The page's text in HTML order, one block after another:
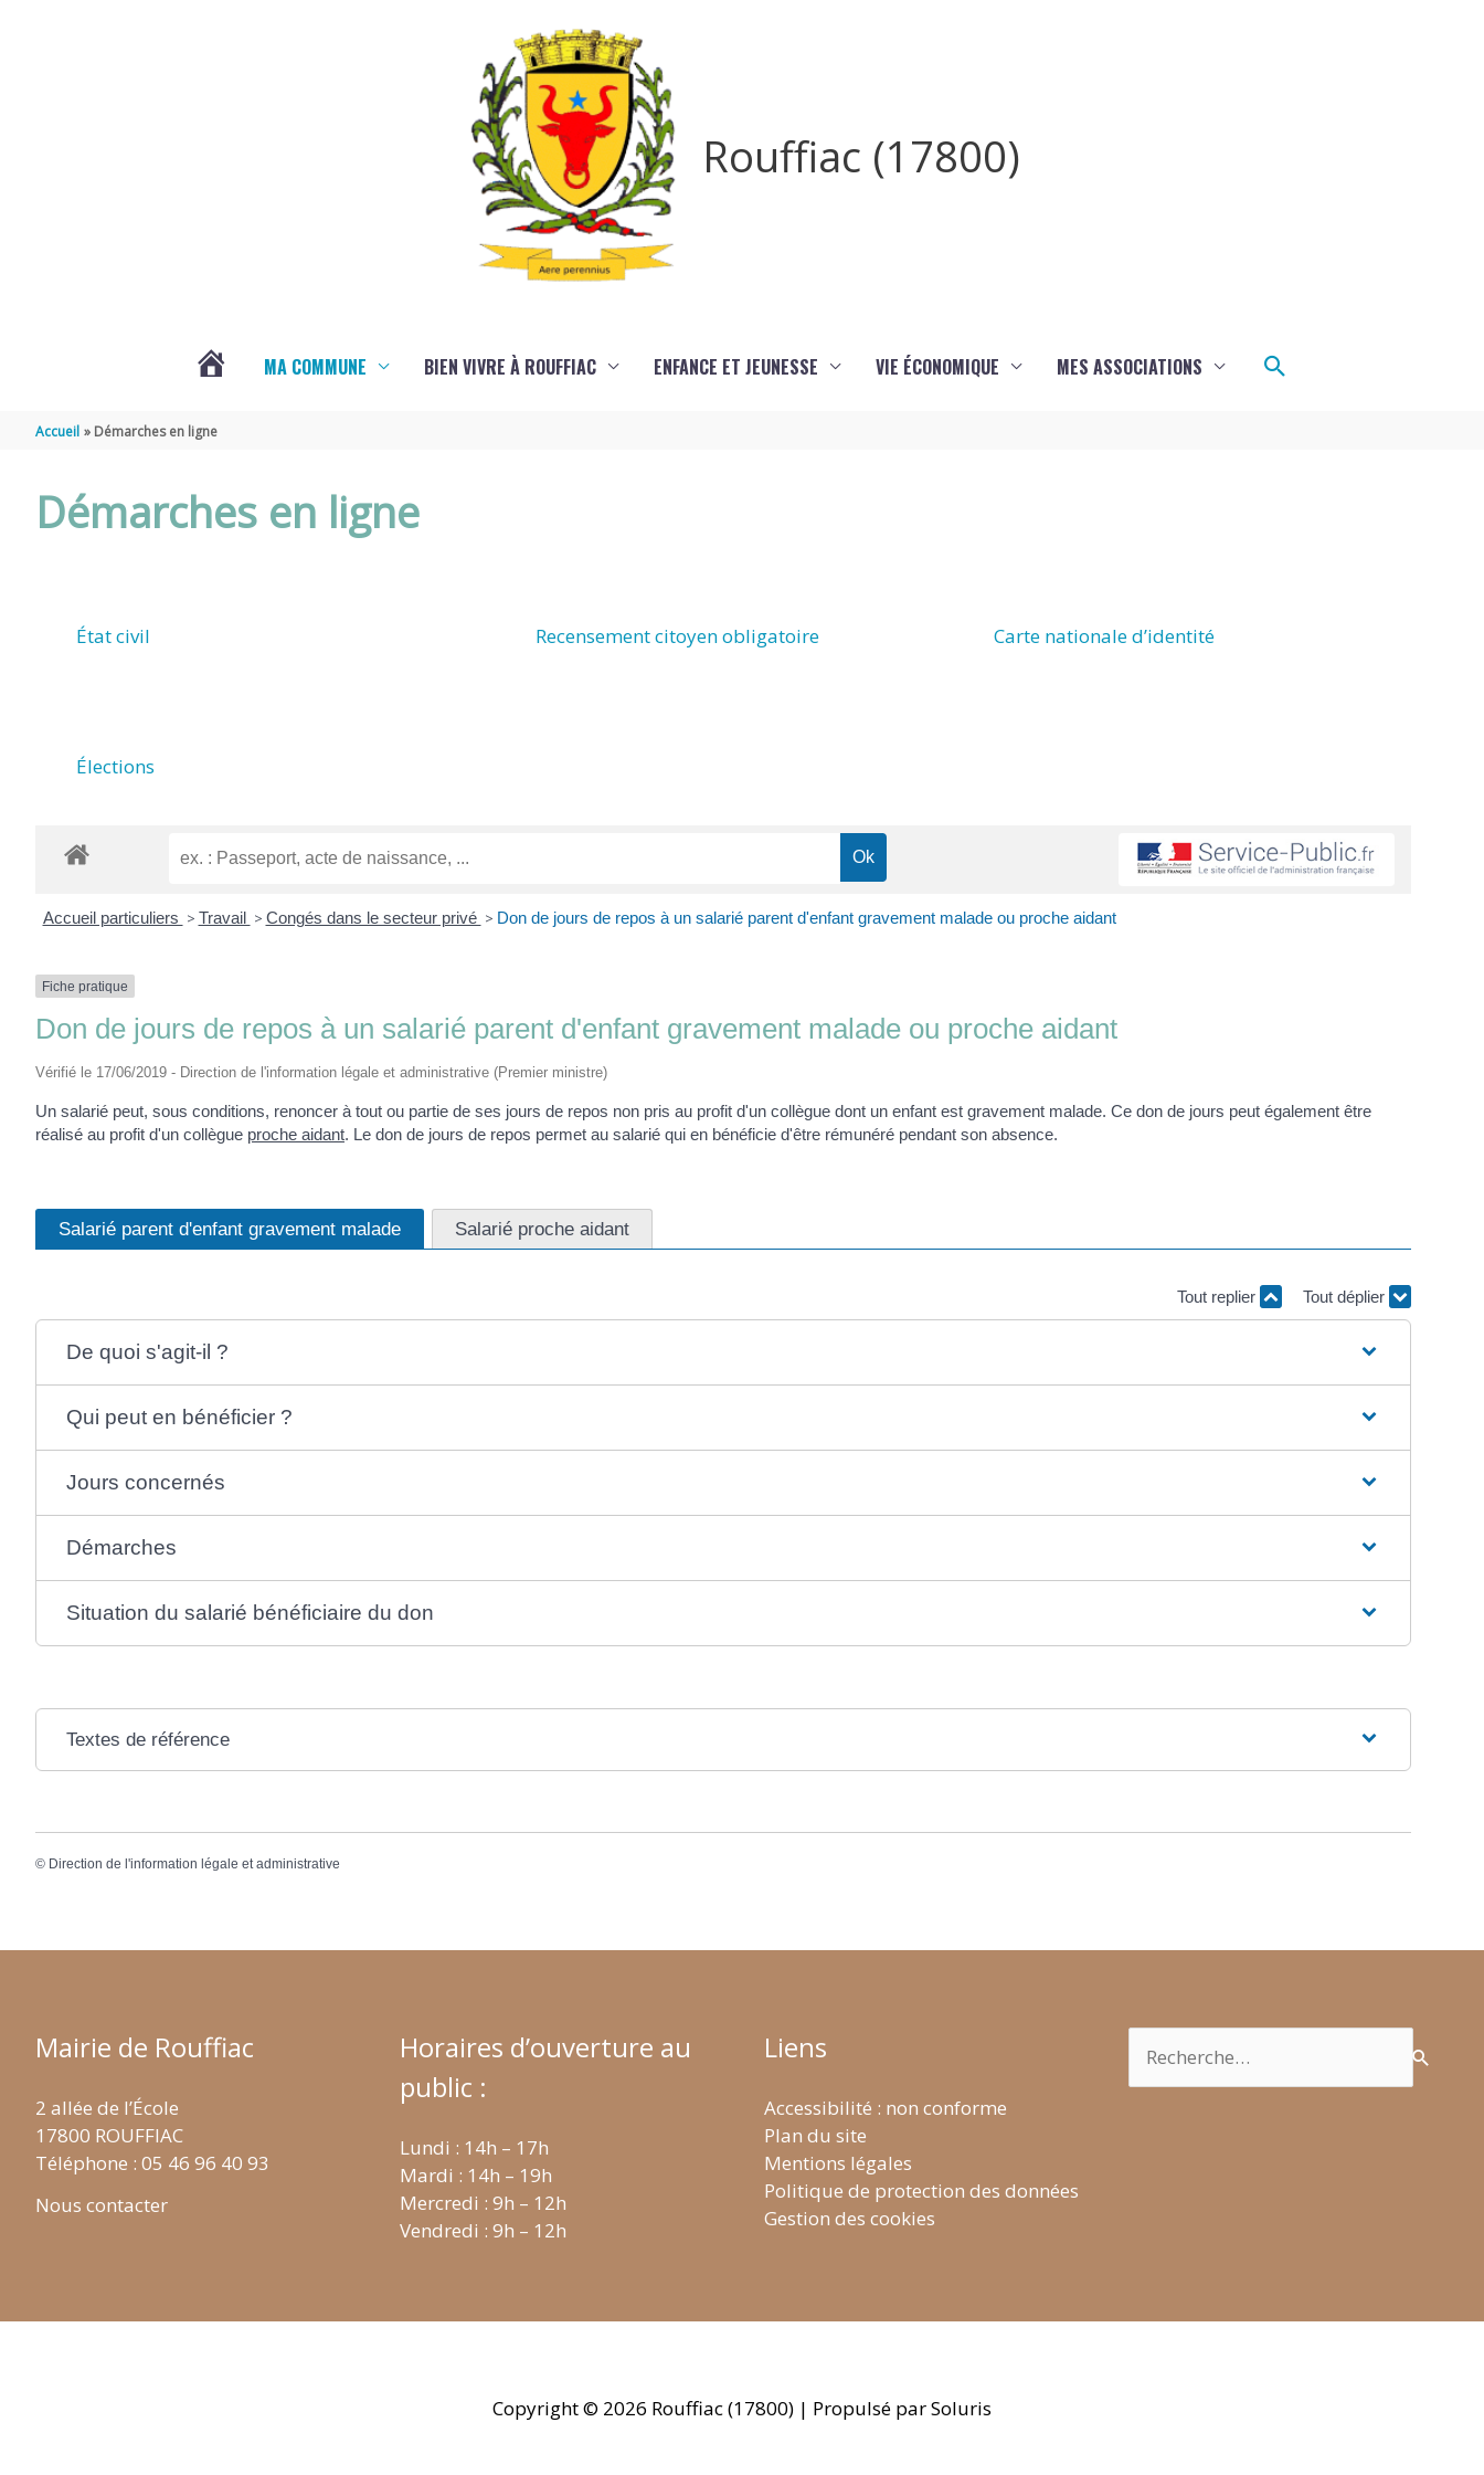
Rouffiac (17800)
MA COMMUNE BIEN VIVRE À ROUFFIAC ENFANCE ET JEUNESSE VIE ÉCONOMIQUE MES ASSOCIATIONS Rechercher
Accueil Démarches en ligne
Démarches en ligne
État civil Recensement citoyen obligatoire Carte nationale d’identité
Élections
Accueil particuliers > Travail > Congés dans le secteur privé > Don de jours de repos à un salarié parent d'enfant gravement malade ou proche aidant
Fiche pratique
Don de jours de repos à un salarié parent d'enfant gravement malade ou proche aidant
Vérifié le 17/06/2019 - Direction de l'information légale et administrative (Premier ministre)
Un salarié peut, sous conditions, renoncer à tout ou partie de ses jours de repos non pris au profit d'un collègue dont un enfant est gravement malade. Ce don de jours peut également être
réalisé au profit d'un collègue proche aidant. Le don de jours de repos permet au salarié qui en bénéficie d'être rémunéré pendant son absence.
Salarié parent d'enfant gravement malade Salarié proche aidant
Tout replier Tout déplier
De quoi s'agit-il ?
Qui peut en bénéficier ?
Jours concernés
Démarches
Situation du salarié bénéficiaire du don
Textes de référence
© Direction de l'information légale et administrative
Mairie de Rouffiac
2 allée de l’École
17800 ROUFFIAC
Téléphone : 05 46 96 40 93
Nous contacter
Horaires d’ouverture au
public :
Lundi : 14h – 17h
Mardi : 14h – 19h
Mercredi : 9h – 12h
Vendredi : 9h – 12h
Liens
Accessibilité : non conforme
Plan du site
Mentions légales
Politique de protection des données
Gestion des cookies
Copyright © 2026 Rouffiac (17800) | Propulsé par Soluris